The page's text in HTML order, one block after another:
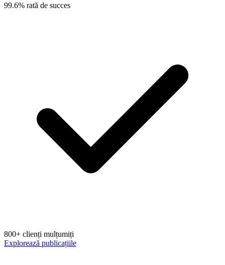
99.6% rată de succes
800+ clienți mulțumiți
Explorează publicațiile